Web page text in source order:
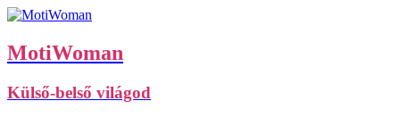
MotiWoman
Külső-belső világod